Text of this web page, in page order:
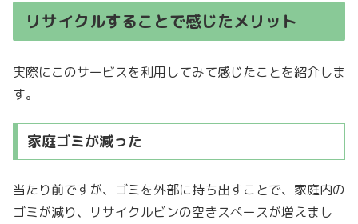
リサイクルすることで感じたメリット
実際にこのサービスを利用してみて感じたことを紹介しま
す。
家庭ゴミが減った
当たり前ですが、ゴミを外部に持ち出すことで、家庭内の
ゴミが減り、リサイクルビンの空きスペースが増えまし